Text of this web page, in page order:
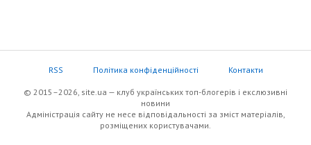
RSS Політика конфіденційності Контакти
© 2015–2026, site.ua — клуб українських топ-блогерів i екслюзивнi
новини
Адміністрація сайту не несе відповідальності за зміст матеріалів,
розміщених користувачами.